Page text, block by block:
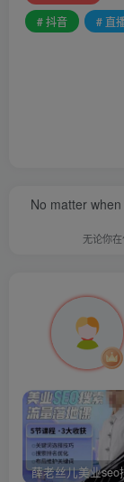
# 抖音
# 直
No matter
无论你